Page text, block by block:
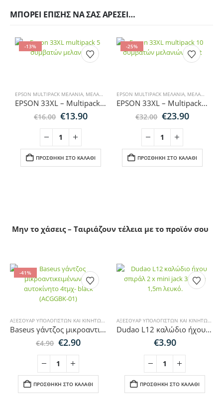
ΜΠΟΡΕΊ ΕΠΊΣΗΣ ΝΑ ΣΑΣ ΑΡΈΣΕΙ…
-13%
EPSON MULTIPACK ΜΕΛΆΝΙΑ ΜΕΛΆΝΙΑ ΕΚΤΥΠΩΤΏΝ ,MULTIPACK ΜΕΛΆΝΙΑ,EPSON
EPSON 33XL – Multipack 5 Συμβατών Μελανιών για Εκτυπωτές Epson XP
€16.00 Original
was:
€16.00.
€13.90Η
€13.90.
ΠΡΟΣΘΉΚΗ ΣΤΟ ΚΑΛΆΘΙ
-25%
EPSON MULTIPACK ΜΕΛΆΝΙΑ ΜΕΛΆΝΙΑ ΕΚΤΥΠΩΤΏΝ
EPSON 33XL – Multipack 10 Συμβατών Μελανιών για Εκτυπωτές Epson XP
€32.00 Original
was:
€32.00.
€23.90Η
€23.90.
ΠΡΟΣΘΉΚΗ ΣΤΟ ΚΑΛΆΘΙ
Μην το χάσεις – Ταιριάζουν τέλεια με το προϊόν σου
-41%
ΑΞΕΣΟΥΆΡ ΥΠΟΛΟΓΙΣΤΏΝ ΚΑΙ ΚΙΝΗΤΏΝ ΑΞΕΣΟΥΆΡ ΑΥΤΟΚΙΝΉΤΟΥ,SALES
Baseus γάντζος μικροαντικειμένων για αυτοκίνητο 4τμχ- black (ACGGBK-01)
€4.90 Original
was:
€4.90.
€2.90Η
€2.90.
ΠΡΟΣΘΉΚΗ ΣΤΟ ΚΑΛΆΘΙ
ΑΞΕΣΟΥΆΡ ΥΠΟΛΟΓΙΣΤΏΝ ΚΑΙ ΚΙΝΗΤΏΝ
Dudao L12 καλώδιο ήχου σπιράλ 2 x mini jack 3,5 mm 1,5m λευκό.
€3.90
ΠΡΟΣΘΉΚΗ ΣΤΟ ΚΑΛΆΘΙ